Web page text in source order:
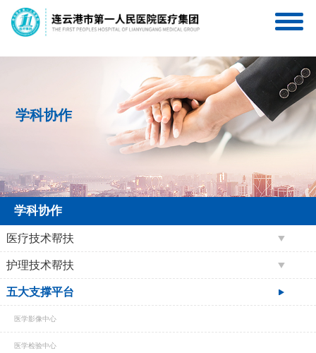
连一医医疗集团服务号
学科协作
学科协作
医疗技术帮扶
护理技术帮扶
五大支撑平台
医学影像中心
医学检验中心